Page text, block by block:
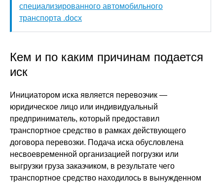
специализированного автомобильного
транспорта .docx
Кем и по каким причинам подается
иск
Инициатором иска является перевозчик —
юридическое лицо или индивидуальный
предприниматель, который предоставил
транспортное средство в рамках действующего
договора перевозки. Подача иска обусловлена
несвоевременной организацией погрузки или
выгрузки груза заказчиком, в результате чего
транспортное средство находилось в вынужденном